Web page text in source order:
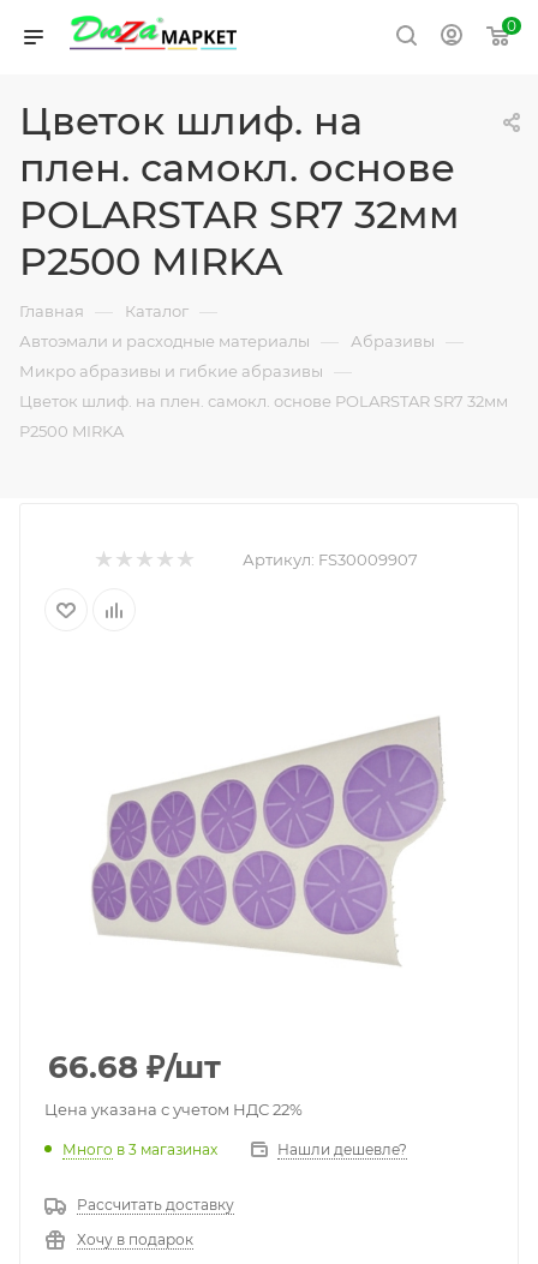
0
Цветок шлиф. на
плен. самокл. основе
POLARSTAR SR7 32мм
P2500 MIRKA
Главная — Каталог —
Автоэмали и расходные материалы — Абразивы —
Микро абразивы и гибкие абразивы —
Цветок шлиф. на плен. самокл. основе POLARSTAR SR7 32мм
P2500 MIRKA
Артикул: FS30009907
66.68 ₽/шт
Цена указана с учетом НДС 22%
Много в 3 магазинах Нашли дешевле?
Рассчитать доставку
Хочу в подарок